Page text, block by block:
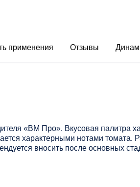
применения Отзывы
«ВМ Про». Вкусовая палитра
характерными нотами томата.
вносить после основных